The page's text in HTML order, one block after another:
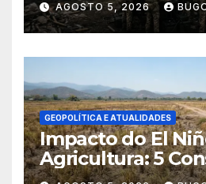
AGOSTO 5, 2026
GEOPOLÍTICA E ATUALIDADES
Impacto do El
Agricultura: 5
Críticas